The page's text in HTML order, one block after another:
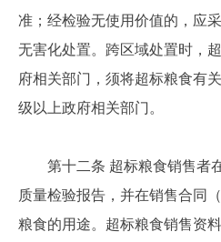
准；经检验无使用价值的，应
无害化处置。跨区域处置时，
府相关部门，须将超标粮食有
级以上政府相关部门。
第十二条 超标粮食销售者
质量检验报告，并在销售合同
粮食的用途。超标粮食销售资